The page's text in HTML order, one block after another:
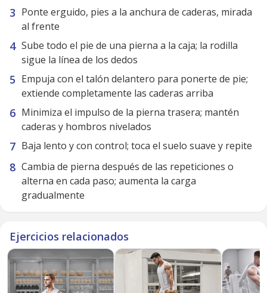
Ponte erguido, pies a la anchura de caderas, mirada
al frente
Sube todo el pie de una pierna a la caja; la rodilla
sigue la línea de los dedos
Empuja con el talón delantero para ponerte de pie;
extiende completamente las caderas arriba
Minimiza el impulso de la pierna trasera; mantén
caderas y hombros nivelados
Baja lento y con control; toca el suelo suave y repite
Cambia de pierna después de las repeticiones o
alterna en cada paso; aumenta la carga
gradualmente
Ejercicios relacionados